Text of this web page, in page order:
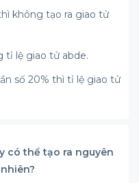
không tạo ra giao tử
tỉ lệ giao tử abde.
số 20% thì tỉ lệ giao tử
có thể tạo ra nguyên